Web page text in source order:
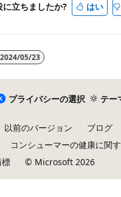
立ちましたか? はい
2024/05/23
プライバシーの選択 テー
以前のバージョン ブログ
コンシューマーの健康に関
© Microsoft 2026